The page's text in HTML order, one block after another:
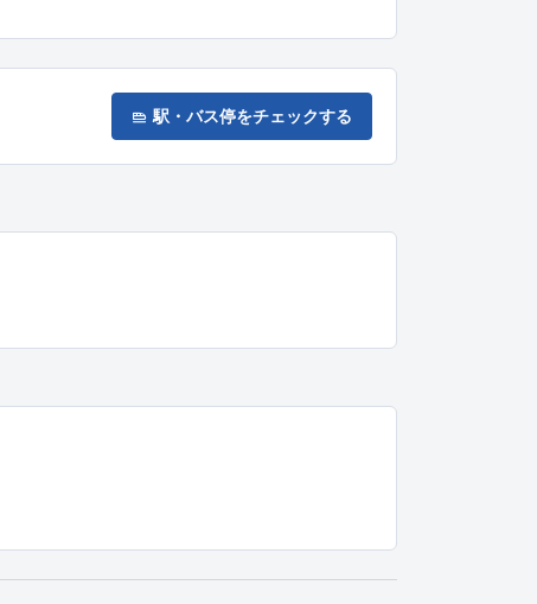
駅・バス停をチェックする